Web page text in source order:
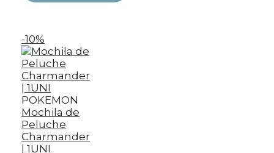
-10%
POKEMON
Mochila de
Peluche
Charmander
| 1UNI